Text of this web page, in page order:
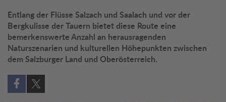
Entlang der Flüsse Salzach und Saalach und vor der
Bergkulisse der Tauern bietet diese Route eine
bemerkenswerte Anzahl an herausragenden
Naturszenarien und kulturellen Höhepunkten zwischen
dem Salzburger Land und Oberösterreich.
Auf Facebook teilen (öffnet in neuem Fenster)
Auf X teilen (öffnet in neuem Fenster)